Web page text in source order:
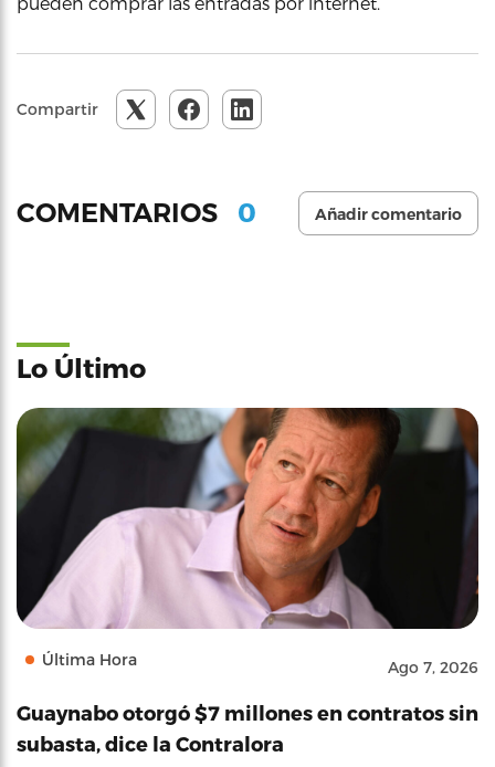
Compartir
COMENTARIOS 0 Añadir comentario
Lo Último
Última Hora Ago 7, 2026
Guaynabo otorgó $7 millones en contratos sin
subasta, dice la Contralora